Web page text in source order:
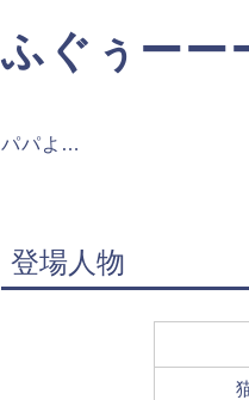
ふぐぅーー
パパよ…
登場人物